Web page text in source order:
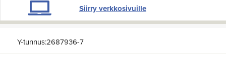
Siirry verkkosivuille
Y-tunnus:2687936-7